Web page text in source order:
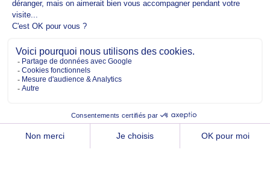
Copyright @2026 EM Normandie